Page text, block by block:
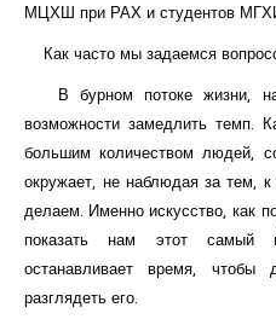
МЦХШ при РАХ и студентов
Как часто мы задаемся
В бурном потоке жизни,
возможности замедлить темп.
большим количеством людей,
окружает, не наблюдая за тем,
делаем. Именно искусство, как
показать нам этот самый
останавливает время,
разглядеть его.